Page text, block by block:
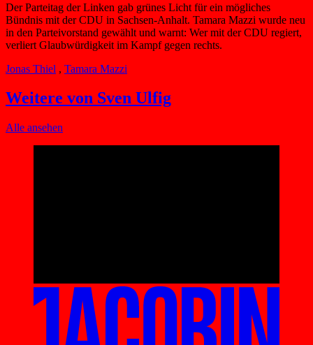
Der Parteitag der Linken gab grünes Licht für ein mögliches
Bündnis mit der CDU in Sachsen-Anhalt. Tamara Mazzi wurde neu
in den Parteivorstand gewählt und warnt: Wer mit der CDU regiert,
verliert Glaubwürdigkeit im Kampf gegen rechts.
Jonas Thiel , Tamara Mazzi
Weitere von Sven Ulfig
Alle ansehen